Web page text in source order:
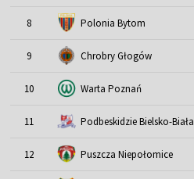
8 Polonia Bytom
9 Chrobry Głogów
10 Warta Poznań
11 Podbeskidzie Bielsko-Biała
12 Puszcza Niepołomice